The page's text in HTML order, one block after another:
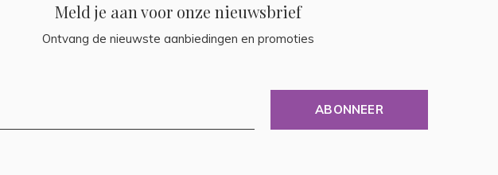
Meld je aan voor onze nieuwsbrief
Ontvang de nieuwste aanbiedingen en promoties
ABONNEER